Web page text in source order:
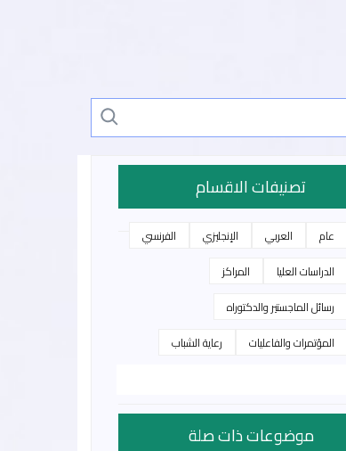
تصنيفات الاقسام
عام العربي الإنجليزي
الفرنسي
الدراسات العليا
المراكز
رسائل الماجستير والدكتوراه
المؤتمرات والفاعليات
رعاية الشباب
موضوعات ذات صلة